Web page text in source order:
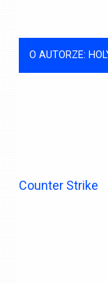
O AUTORZE:
Counter Strike